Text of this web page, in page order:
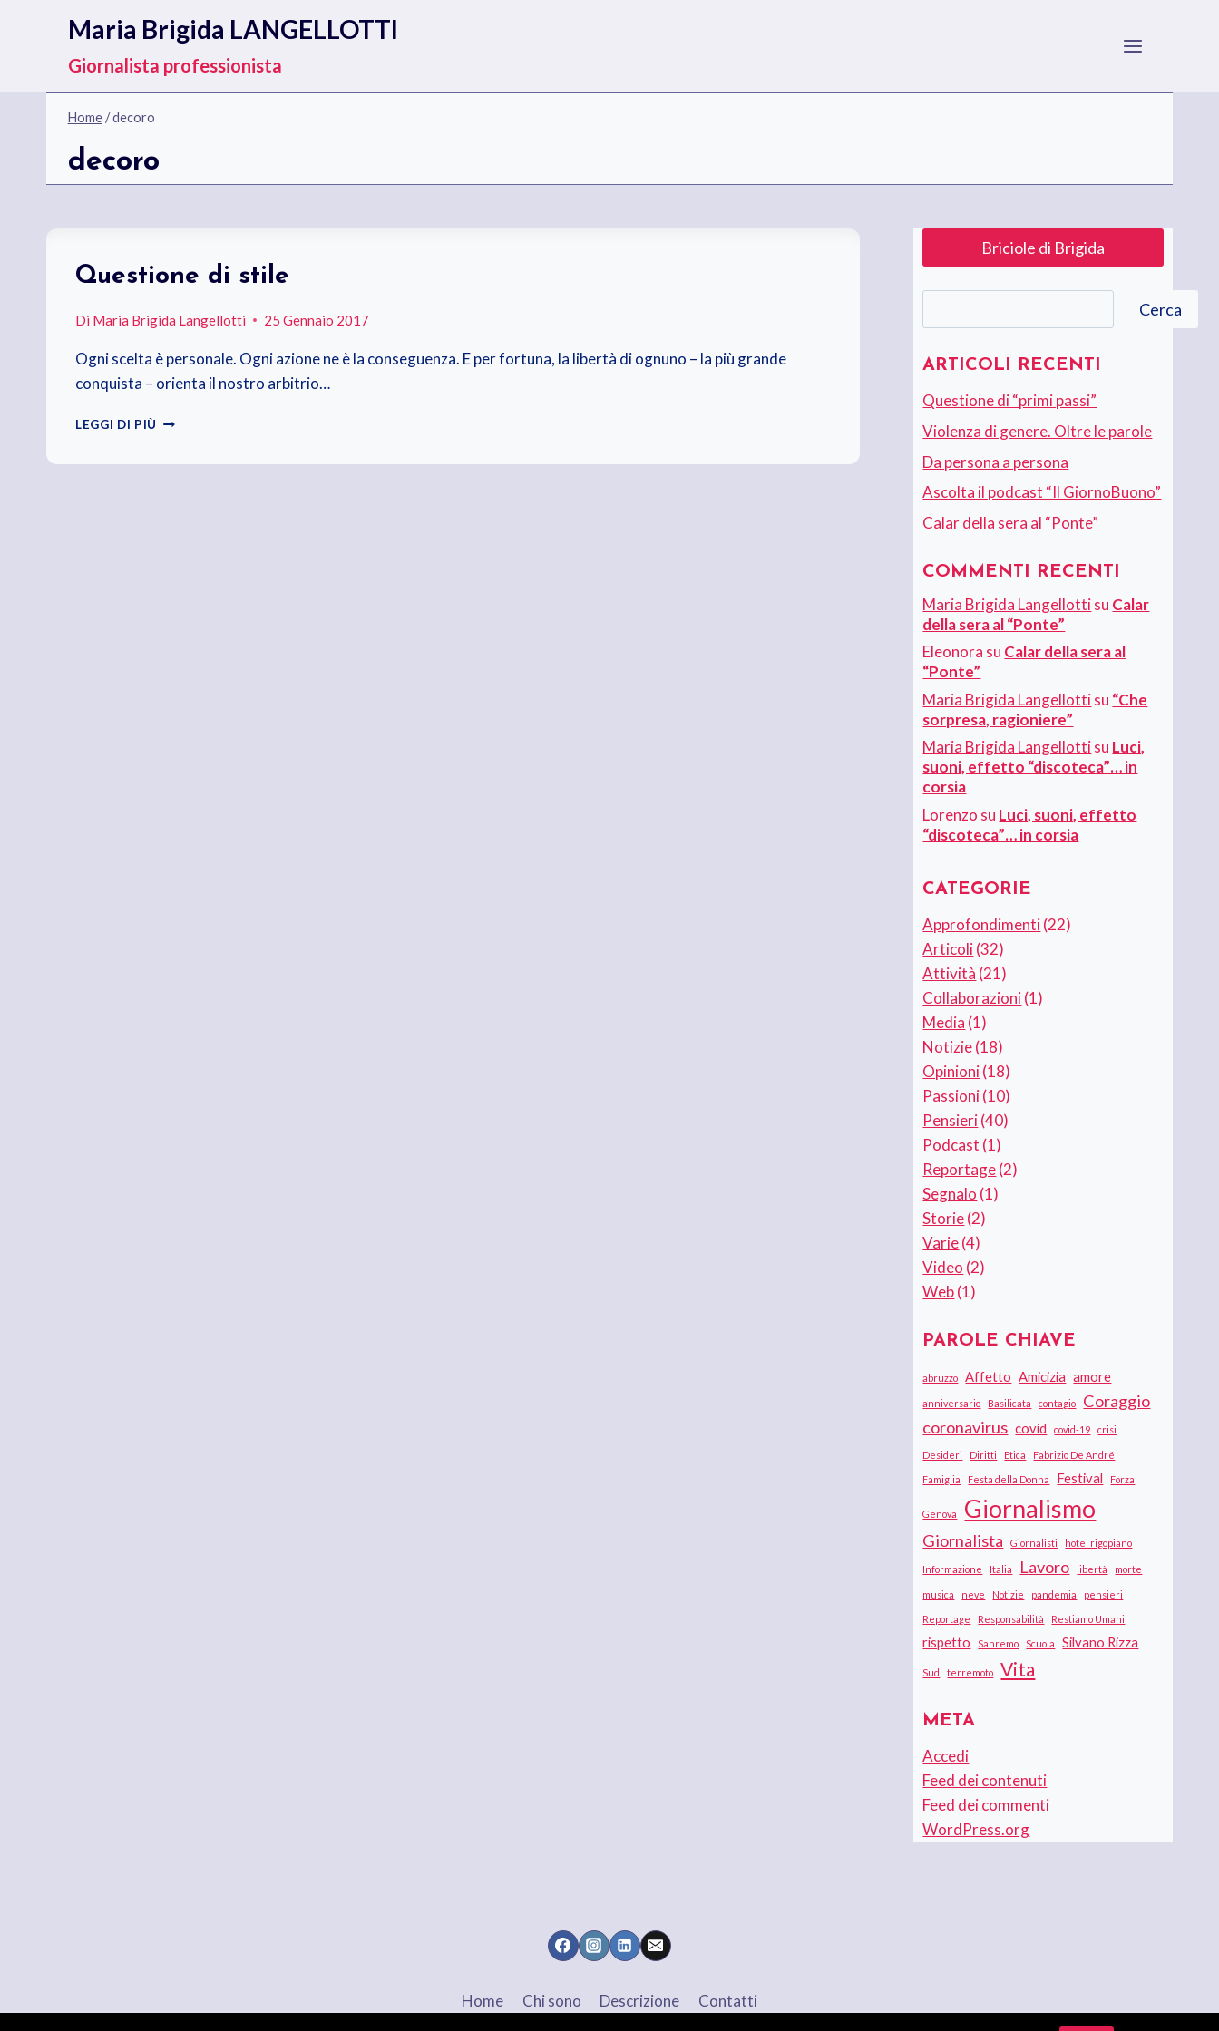
contenuto
Maria Brigida LANGELLOTTI
Giornalista professionista
Home/decoro
decoro
Questione di stile
Di Maria Brigida Langellotti 25 Gennaio 2017
Ogni scelta è personale. Ogni azione ne è la conseguenza. E per fortuna, la libertà di ognuno – la più grande
conquista – orienta il nostro arbitrio…
LEGGI DI PIÙ QUESTIONE
Briciole di Brigida
Cerca
ARTICOLI RECENTI
Questione di “primi passi”
Violenza di genere. Oltre le parole
Da persona a persona
Ascolta il podcast “Il GiornoBuono”
Calar della sera al “Ponte”
COMMENTI RECENTI
Maria Brigida Langellottisu Calar
della sera al “Ponte”
Eleonora su Calar della sera al
“Ponte”
Maria Brigida Langellottisu “Che
sorpresa, ragioniere”
Maria Brigida Langellottisu Luci,
suoni, effetto “discoteca”… in
corsia
Lorenzo su Luci, suoni, effetto
“discoteca”… in corsia
CATEGORIE
Approfondimenti(22)
Articoli(32)
Attività (21)
Collaborazioni(1)
Media (1)
Notizie(18)
Opinioni(18)
Passioni(10)
Pensieri(40)
Podcast (1)
Reportage(2)
Segnalo (1)
Storie(2)
Varie(4)
Video (2)
Web(1)
PAROLE CHIAVE
abruzzo Affetto Amicizia amore
anniversario Basilicata contagio
Coraggio
coronavirus covid covid-19 crisi
Desideri Diritti Etica Fabrizio De André
Famiglia Festa della Donna Festival Forza
Genova Giornalismo
Giornalista Giornalisti hotel rigopiano
Informazione Italia Lavoro libertà morte
musica neve Notizie pandemia pensieri
Reportage Responsabilità Restiamo Umani
rispetto Sanremo Scuola Silvano Rizza
Sud terremoto Vita
META
Accedi
Feed dei contenuti
Feed dei commenti
WordPress.org
Home Chi sono Descrizione Contatti